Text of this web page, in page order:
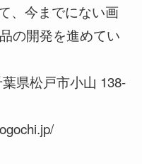
、今までにない画
の開発を進めてい
県松戸市小山 138-